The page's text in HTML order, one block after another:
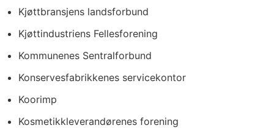
Kjøttbransjens landsforbund
Kjøttindustriens Fellesforening
Kommunenes Sentralforbund
Konservesfabrikkenes servicekontor
Koorimp
Kosmetikkleverandørenes forening